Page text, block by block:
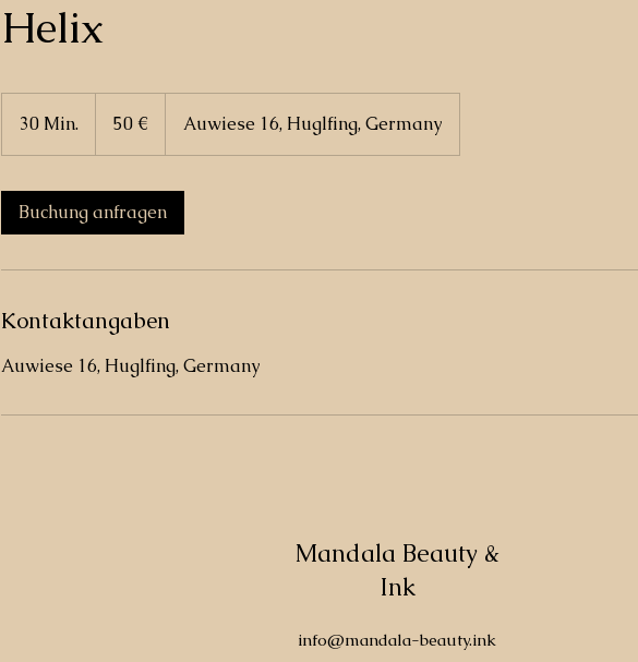
Helix
30 Min.
0
n
50 € Auwiese 16, Huglfing, Germany
Buchung anfragen
Kontaktangaben
Auwiese 16, Huglfing, Germany
Mandala Beauty &
Ink
info@mandala-beauty.ink